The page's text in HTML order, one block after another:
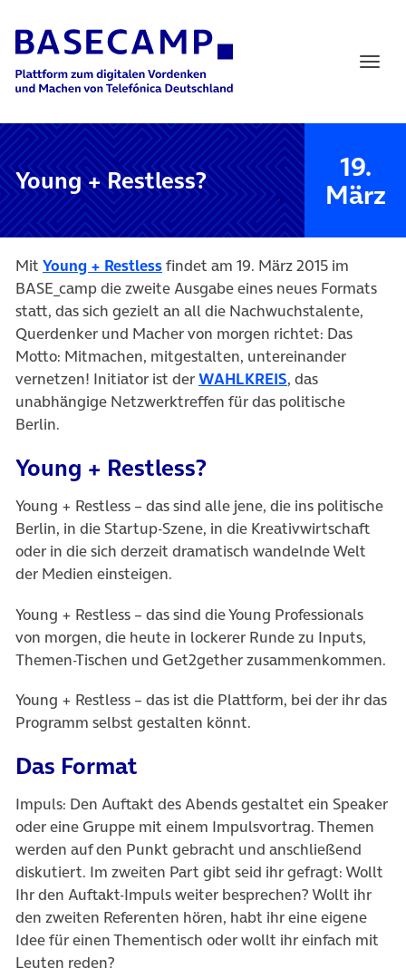
Main Navigation
Young + Restless? 19.
März
Mit Young + Restless(öffnet in neuem Tab)
findet am 19. März 2015 im
BASE_camp die zweite Ausgabe eines neues Formats
statt, das sich gezielt an all die Nachwuchstalente,
Querdenker und Macher von morgen richtet: Das
Motto: Mitmachen, mitgestalten, untereinander
vernetzen! Initiator ist derWAHLKREIS(öffnet in neuem
, das
unabhängige Netzwerktreffen für das politische
Berlin.
Young + Restless?
Young + Restless – das sind alle jene, die ins politische
Berlin, in die Startup-Szene, in die Kreativwirtschaft
oder in die sich derzeit dramatisch wandelnde Welt
der Medien einsteigen.
Young + Restless – das sind die Young Professionals
von morgen, die heute in lockerer Runde zu Inputs,
Themen-Tischen und Get2gether zusammenkommen.
Young + Restless – das ist die Plattform, bei der ihr das
Programm selbst gestalten könnt.
Das Format
Impuls: Den Auftakt des Abends gestaltet ein Speaker
oder eine Gruppe mit einem Impulsvortrag. Themen
werden auf den Punkt gebracht und anschließend
diskutiert. Im zweiten Part gibt seid ihr gefragt: Wollt
Ihr den Auftakt-Impuls weiter besprechen? Wollt ihr
den zweiten Referenten hören, habt ihr eine eigene
Idee für einen Thementisch oder wollt ihr einfach mit
Leuten reden?